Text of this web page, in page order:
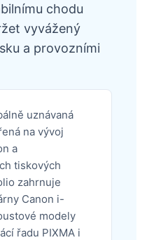
chodu
vyvážený
a provozními
uznávaná
na vývoj
a
tiskových
zahrnuje
Canon i-
modely
řadu PIXMA i